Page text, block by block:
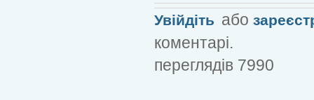
Увійдіть або
коментарі.
переглядів 7990